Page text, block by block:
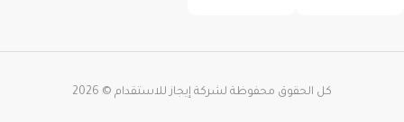
كل الحقوق محفوظة لشركة إيجاز للاستقدام © 2026